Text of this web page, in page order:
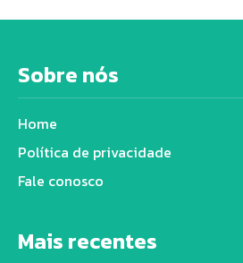
Sobre nós
Home
Política de privacidade
Fale conosco
Mais recentes